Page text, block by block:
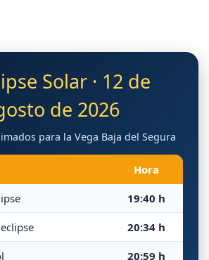
Solar · 12 de
de 2026
para la Vega Baja del Segura
Hora
19:40 h
20:34 h
20:59 h